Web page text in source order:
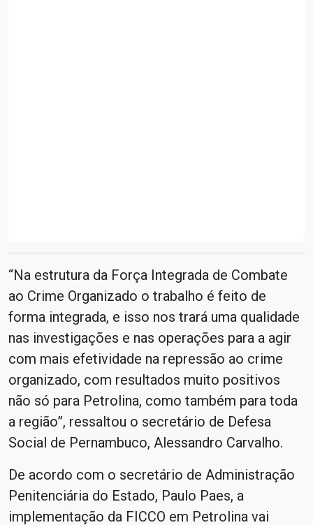
“Na estrutura da Força Integrada de Combate
ao Crime Organizado o trabalho é feito de
forma integrada, e isso nos trará uma qualidade
nas investigações e nas operações para a agir
com mais efetividade na repressão ao crime
organizado, com resultados muito positivos
não só para Petrolina, como também para toda
a região”, ressaltou o secretário de Defesa
Social de Pernambuco, Alessandro Carvalho.
De acordo com o secretário de Administração
Penitenciária do Estado, Paulo Paes, a
implementação da FICCO em Petrolina vai